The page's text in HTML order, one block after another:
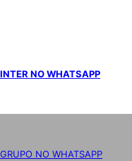
INTER NO WHATSAPP
GRUPO NO WHATSAPP